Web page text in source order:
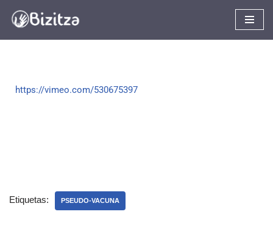
https://vimeo.com/530675397
Etiquetas: PSEUDO-VACUNA